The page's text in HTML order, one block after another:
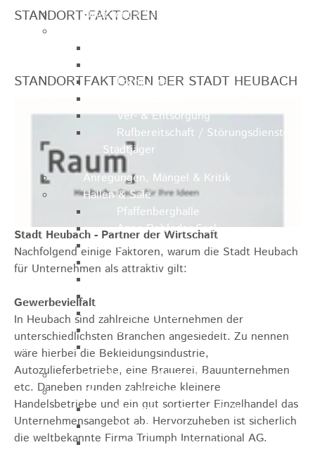
Ortsrecht / Satzungen
Formulare
Ver- & Entsorgung
Rufbereitschaft / Störungsdienste /
Stadtjäger
Anregungen, Mängel & Kritik
Hallen & Säle
Pfaffenberghalle
Anna-Rohleder-Saal
Rosensteinhalle
Schillerschulturnhalle
Silberwarenfabrik
Stadthalle großer Saal
Stadthalle kleiner Saal
Tennishalle
Qualifizierter Mietspiegel
Steuern & Gebühren
Wasserverbrauchsgebühr
Hundesteuer
Vergnügungssteuer
STANDORT·FAKTOREN
STANDORTFAKTOREN DER STADT HEUBACH
Stadt Heubach - Partner der Wirtschaft
Nachfolgend einige Faktoren, warum die Stadt Heubach
für Unternehmen als attraktiv gilt:
Gewerbevielfalt
In Heubach sind zahlreiche Unternehmen der
unterschiedlichsten Branchen angesiedelt. Zu nennen
wäre hierbei die Bekleidungsindustrie,
Autozulieferbetriebe, eine Brauerei, Bauunternehmen
etc. Daneben runden zahlreiche kleinere
Handelsbetriebe und ein gut sortierter Einzelhandel das
Unternehmensangebot ab. Hervorzuheben ist sicherlich
die weltbekannte Firma Triumph International AG.